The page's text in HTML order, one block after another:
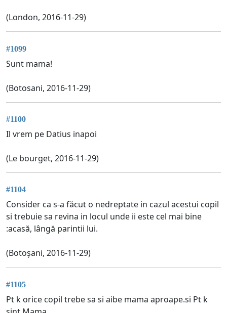
(London, 2016-11-29)
#1099
Sunt mama!
(Botosani, 2016-11-29)
#1100
Il vrem pe Datius inapoi
(Le bourget, 2016-11-29)
#1104
Consider ca s-a făcut o nedreptate in cazul acestui copil
si trebuie sa revina in locul unde ii este cel mai bine
:acasă, lângă parintii lui.
(Botoșani, 2016-11-29)
#1105
Pt k orice copil trebe sa si aibe mama aproape.si Pt k